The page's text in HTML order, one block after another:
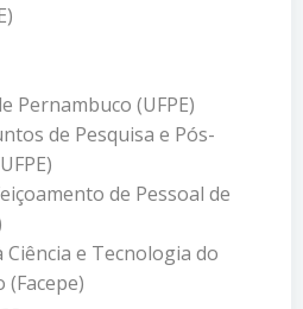
Pernambuco (UFPE)
de Pesquisa e Pós-
de Pessoal de
Ciência e Tecnologia do
(Facepe)